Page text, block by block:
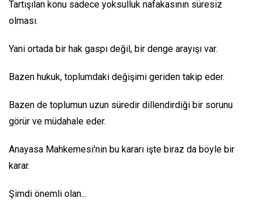
Tartışılan konu sadece yoksulluk nafakasının süresiz
olması.
Yani ortada bir hak gaspı değil, bir denge arayışı var.
Bazen hukuk, toplumdaki değişimi geriden takip eder.
Bazen de toplumun uzun süredir dillendirdiği bir sorunu
görür ve müdahale eder.
Anayasa Mahkemesi'nin bu kararı işte biraz da böyle bir
karar.
Şimdi önemli olan...